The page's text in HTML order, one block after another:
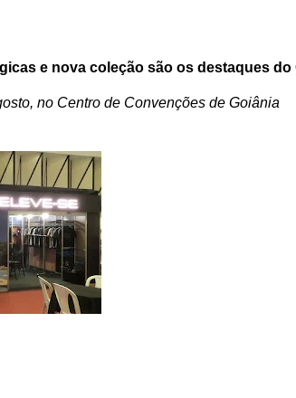
e nova coleção são os destaques
no Centro de Convenções de Goiânia